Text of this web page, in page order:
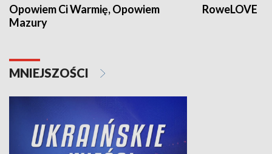
Opowiem Ci Warmię, Opowiem
Mazury
RoweLOVE
MNIEJSZOŚCI